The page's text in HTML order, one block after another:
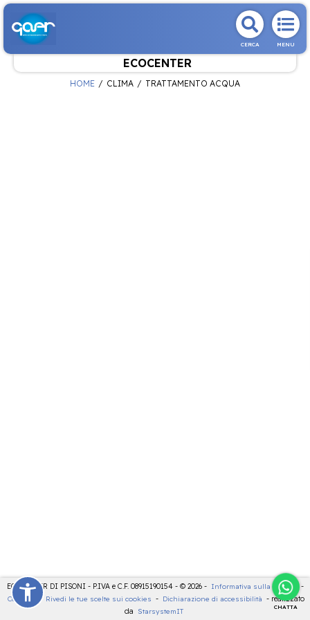
CERCA MENU
ECOCENTER
CHATTA
HOME CLIMA TRATTAMENTO ACQUA
ECOCENTER DI PISONI - P.IVA e C.F. 08915190154 - © 2026 - Informativa sulla privacy
-
Cookies
- Rivedi le tue scelte sui cookies - Dichiarazione di accessibilità - realizzato
da
StarsystemIT